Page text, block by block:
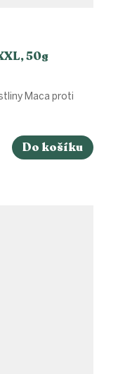
50g
Do košíku
Maca proti